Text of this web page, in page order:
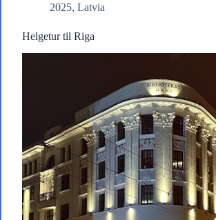
2025, Latvia
Helgetur til Riga